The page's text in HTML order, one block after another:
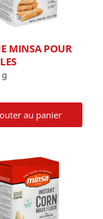
MINSA POUR
g
au panier